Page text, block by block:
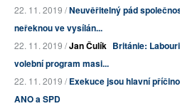
22. 11. 2019 /Neuvěřitelný pád
neřeknou ve vysílán...
22. 11. 2019 /Jan Čulík Británie:
volební program masi...
22. 11. 2019 /Exekuce jsou hlavní
ANO a SPD